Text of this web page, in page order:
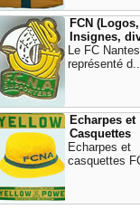
FCN (Logos,
Insignes,
Le FC
représenté
Echarpes et
Casquettes
Echarpes et
casquettes